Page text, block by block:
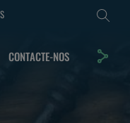
CONTACTE-NOS